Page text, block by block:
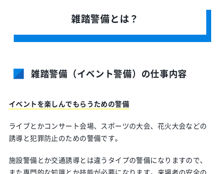
雑踏警備とは？
雑踏警備（イベント警備）の仕事内容
イベントを楽しんでもらうための警備
ライブとかコンサート会場、スポーツの大会、花火大会などの
誘導と犯罪防止のための警備です。
施設警備とか交通誘導とは違うタイプの警備になりますので、
また専門的な知識とか技能が必要になります。来場者の安全の